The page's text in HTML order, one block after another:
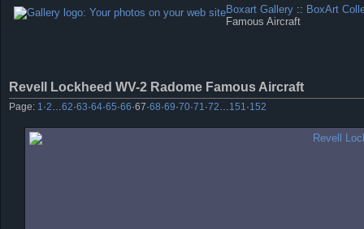
Boxart Gallery :: BoxArt
Famous Aircraft
Revell Lockheed WV-2 Radome Famous Aircraft
Page: 1 ·2 62·63·64·65·66·67·68·69·70·71 ·72 151 ·152